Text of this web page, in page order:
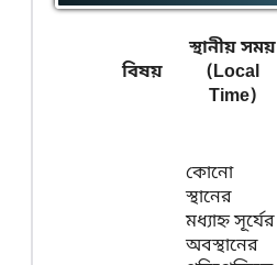
বিষয়
স্থানীয় সময়
(Local
Time)
কোনো
স্থানের
মধ্যাহ্ন সূর্যের
অবস্থানের